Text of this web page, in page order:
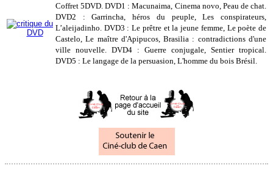
Coffret 5DVD. DVD1 : Macunaima, Cinema novo, Peau de chat.
DVD2 : Garrincha, héros du peuple, Les conspirateurs,
L’aleijadinho. DVD3 : Le prêtre et la jeune femme, Le poète de
Castelo, Le maître d'Apipucos, Brasilia : contradictions d'une
ville nouvelle. DVD4 : Guerre conjugale, Sentier tropical.
DVD5 : Le langage de la persuasion, L'homme du bois Brésil.